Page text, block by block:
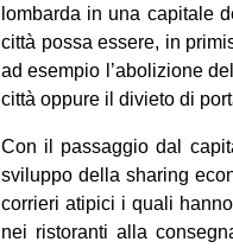
lombarda in una capitale
città possa essere, in
ad esempio l’abolizione
città oppure il divieto di
Con il passaggio dal
sviluppo della sharing
corrieri atipici i quali
nei ristoranti alla